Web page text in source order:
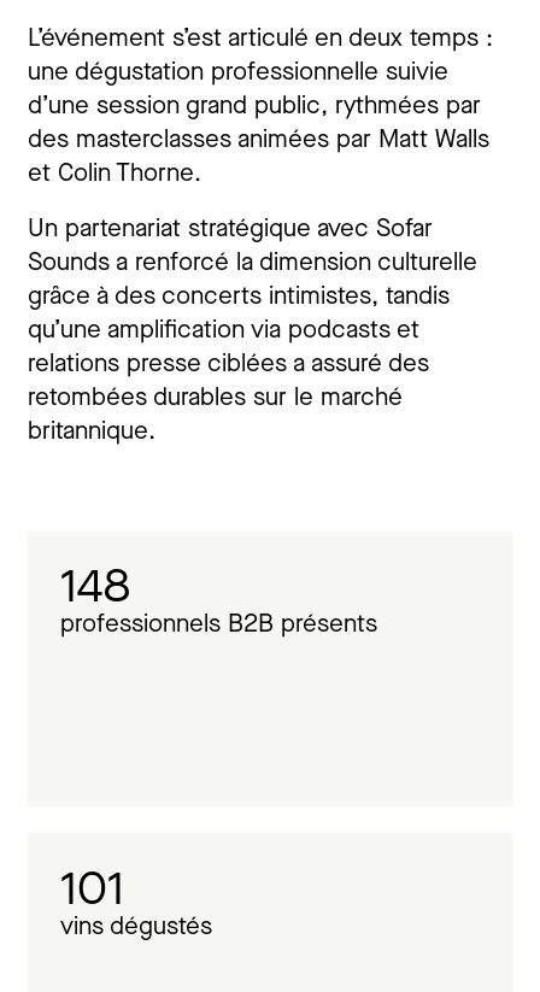
L’événement s’est articulé en deux temps :
une dégustation professionnelle suivie
d’une session grand public, rythmées par
des masterclasses animées par Matt Walls
et Colin Thorne.
Un partenariat stratégique avec Sofar
Sounds a renforcé la dimension culturelle
grâce à des concerts intimistes, tandis
qu’une amplification via podcasts et
relations presse ciblées a assuré des
retombées durables sur le marché
britannique.
148
professionnels B2B présents
101
vins dégustés